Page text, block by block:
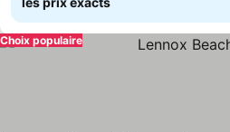
Choix populaire